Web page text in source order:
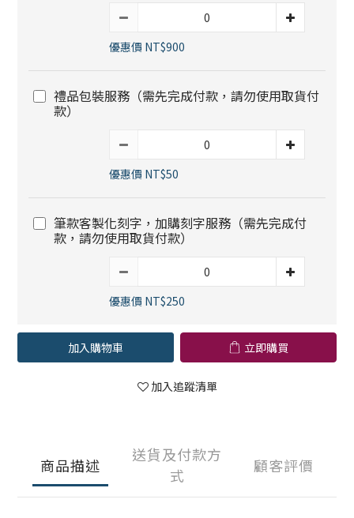
優惠價 NT$900
禮品包裝服務（需先完成付款，請勿使用取貨付
款）
優惠價 NT$50
筆款客製化刻字，加購刻字服務（需先完成付
款，請勿使用取貨付款）
優惠價 NT$250
加入購物車 立即購買
加入追蹤清單
商品描述
送貨及付款方
式
顧客評價